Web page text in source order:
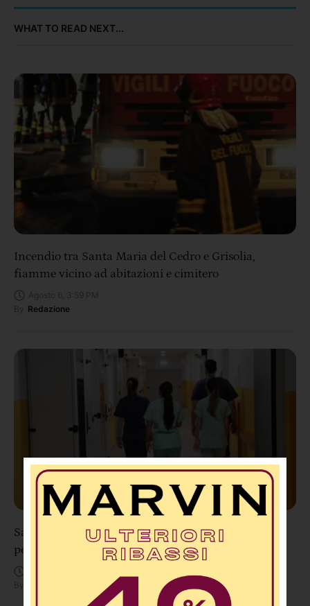
WHAT TO READ NEXT...
Incendio tra Santa Maria del Cedro e Grisolia,
fiamme vicino ad abitazioni e cimitero
Redazione
Sanità Calabria, concorso per 18 infermieri
pediatrici: tre posti destinati a Cosenza